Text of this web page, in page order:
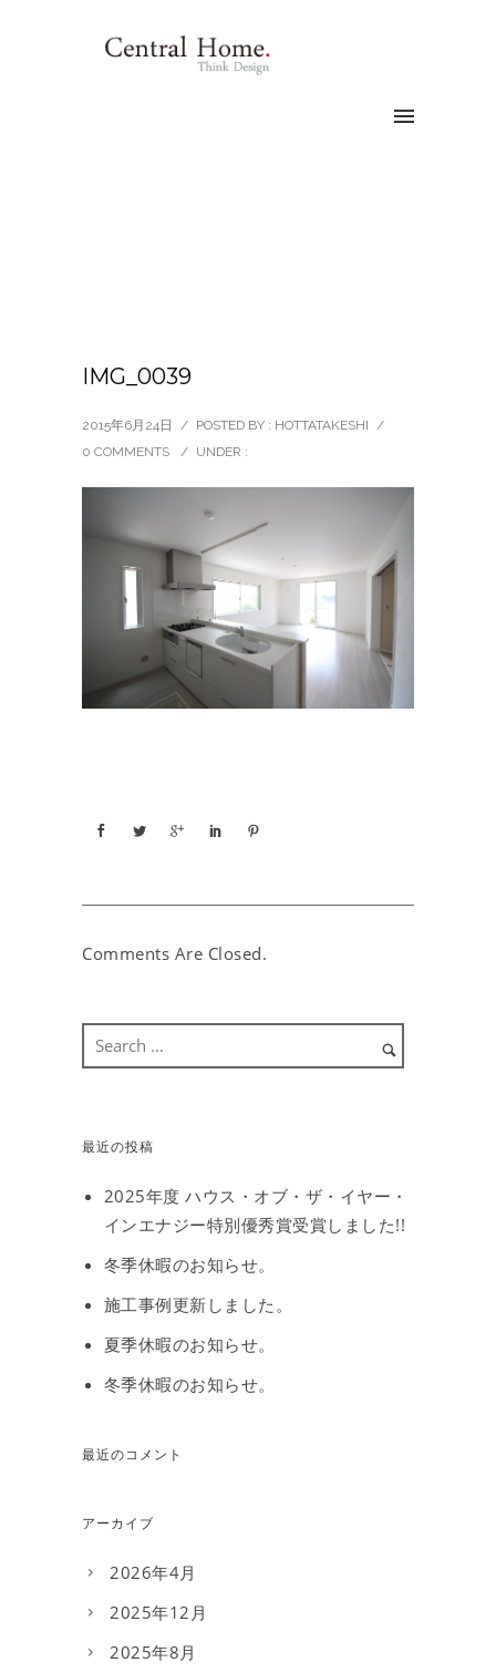
IMG_0039
2015年6月24日 / POSTED BY : HOTTATAKESHI /
0 COMMENTS
/ UNDER :
Comments Are Closed.
最近の投稿
2025年度 ハウス・オブ・ザ・イヤー・
インエナジー特別優秀賞受賞しました!!
冬季休暇のお知らせ。
施工事例更新しました。
夏季休暇のお知らせ。
冬季休暇のお知らせ。
最近のコメント
アーカイブ
2026年4月
2025年12月
2025年8月